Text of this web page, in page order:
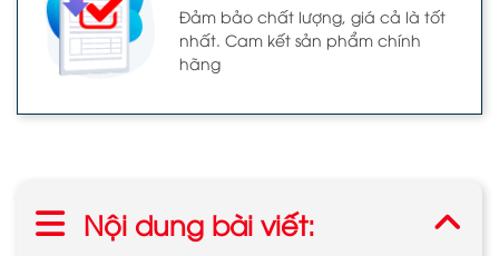
Đảm bảo chất lượng, giá cả là tốt
nhất. Cam kết sản phẩm chính
hãng
Nội dung bài viết: